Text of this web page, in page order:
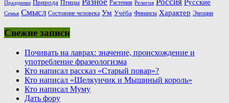
Праздники Природа Птицы Растения Религия Русские
Семья Смысл Состояние человека Ум Учёба Финансы Характер Эмоции
Свежие записи
Почивать на лаврах: значение, происхождение и
употребление фразеологизма
Кто написал рассказ «Старый повар»?
Кто написал «Щелкунчик и Мышиный король»
Кто написал Муму
Дать фору